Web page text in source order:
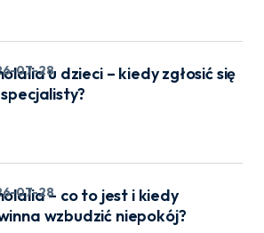
u dzieci – kiedy zgłosić się
07-28
– co to jest i kiedy
wzbudzić niepokój?
07-28